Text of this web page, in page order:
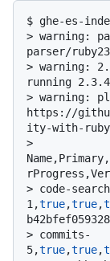
$ ghe-es-
> warning:
parser/
> warning:
running
> warning:
https://
ity-with-
> code-
1,true,true,
> commits-
5,true,true,